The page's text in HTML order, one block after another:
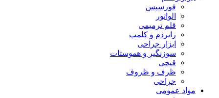
فورسپس
الواتور
قلم ترمیمی
رابردم و کلمپ
ابزار جراحی
سوزنگیر و هموستات
قیچی
ظرف و ظروف
جراحی
مواد عمومی